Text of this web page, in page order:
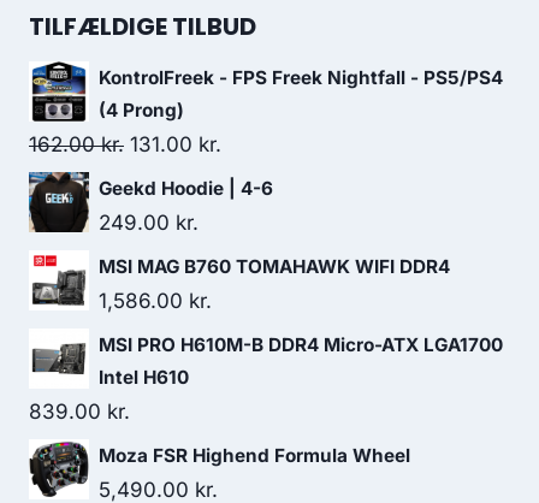
was:
TILFÆLDIGE TILBUD
KontrolFreek - FPS Freek Nightfall - PS5/PS4
(4 Prong)
162.00kr. Original
price
was:
131.00 kr.
price
Geekd Hoodie | 4-6
249.00 kr.
MSI MAG B760 TOMAHAWK WIFI DDR4
1,586.00 kr.
MSI PRO H610M-B DDR4 Micro-ATX LGA1700
Intel H610
839.00 kr.
Moza FSR Highend Formula Wheel
5,490.00 kr.